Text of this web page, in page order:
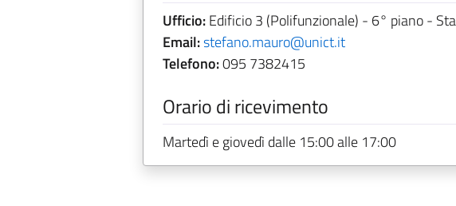
Ufficio:Edificio 3 (Polifunzionale) - 6° piano -
Email:stefano.mauro@unict.it
Telefono:095 7382415
Orario di ricevimento
Martedì e giovedì dalle 15:00 alle 17:00